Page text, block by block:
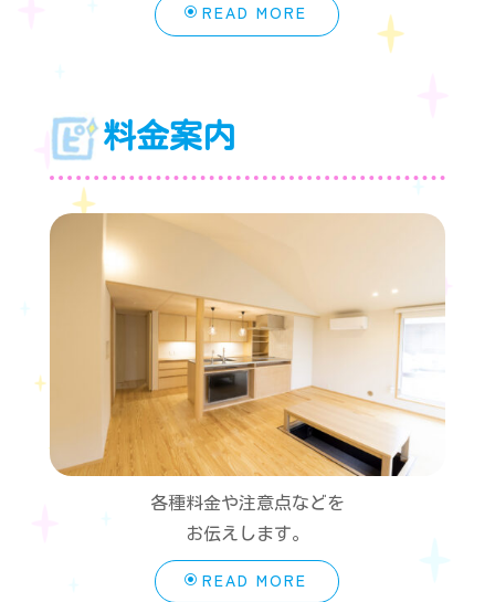
READ MORE
料金案内
各種料金や注意点などを
お伝えします。
READ MORE